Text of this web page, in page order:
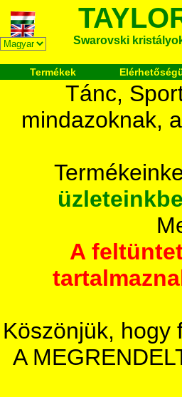
Swarovski
Termékek
Tánc,
mindazoknak,
A
Köszönjük, hogy
A